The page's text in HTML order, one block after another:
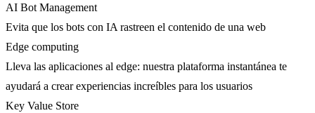
AI Bot Management
Evita que los bots con IA rastreen el contenido de una web
Edge computing
Lleva las aplicaciones al edge: nuestra plataforma instantánea te
ayudará a crear experiencias increíbles para los usuarios
Key Value Store